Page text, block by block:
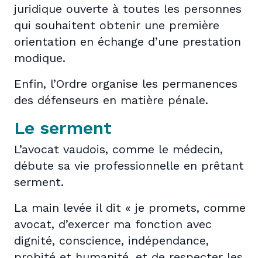
juridique ouverte à toutes les personnes
qui souhaitent obtenir une première
orientation en échange d’une prestation
modique.
Enfin, l’Ordre organise les permanences
des défenseurs en matière pénale.
Le serment
L’avocat vaudois, comme le médecin,
débute sa vie professionnelle en prêtant
serment.
La main levée il dit « je promets, comme
avocat, d’exercer ma fonction avec
dignité, conscience, indépendance,